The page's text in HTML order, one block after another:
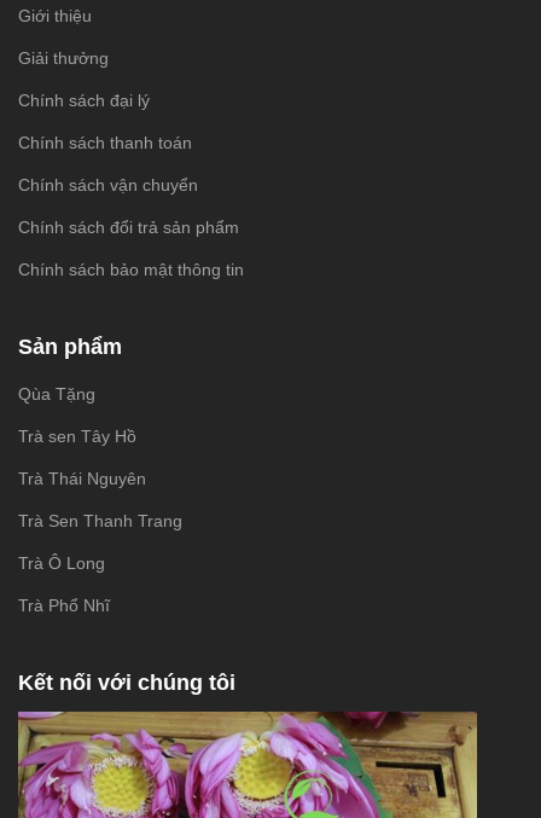
Giới thiệu
Giải thưởng
Chính sách đại lý
Chính sách thanh toán
Chính sách vận chuyển
Chính sách đổi trả sản phẩm
Chính sách bảo mật thông tin
Sản phẩm
Qùa Tặng
Trà sen Tây Hồ
Trà Thái Nguyên
Trà Sen Thanh Trang
Trà Ô Long
Trà Phổ Nhĩ
Kết nối với chúng tôi